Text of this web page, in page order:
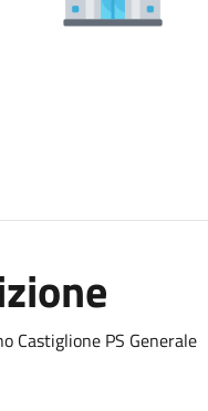
Castiglione PS Generale